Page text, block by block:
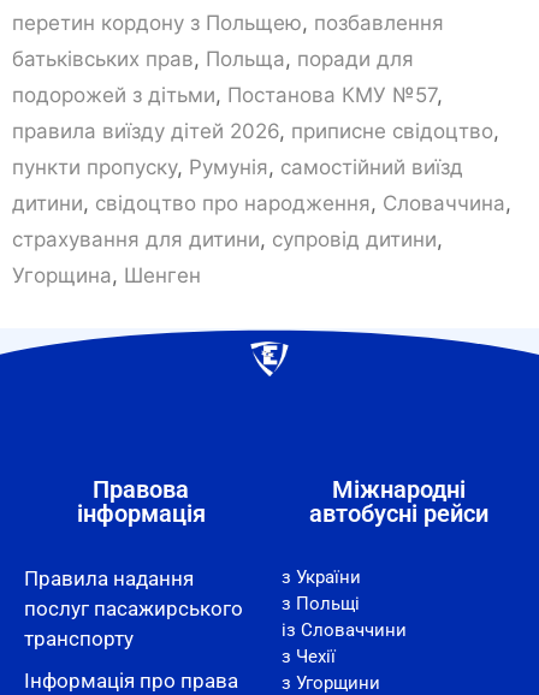
перетин кордону з Польщею, позбавлення
батьківських прав, Польща, поради для
подорожей з дітьми, Постанова КМУ №57,
правила виїзду дітей 2026, приписне свідоцтво,
пункти пропуску, Румунія, самостійний виїзд
дитини, свідоцтво про народження, Словаччина,
страхування для дитини, супровід дитини,
Угорщина, Шенген
Правова
інформація
Правила надання
послуг пасажирського
транспорту
Інформація про права
Міжнародні
автобусні рейси
з України
з Польщі
із Словаччини
з Чехії
з Угорщини